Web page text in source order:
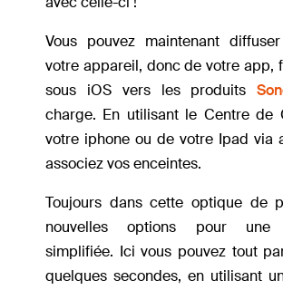
Vous pouvez maintenant
votre appareil, donc de votre app,
sous iOS vers les produits
charge. En utilisant le Centre de
votre iphone ou de votre Ipad via
associez vos enceintes.
Toujours dans cette optique de
nouvelles options pour une
simplifiée. Ici vous pouvez tout
quelques secondes, en utilisant